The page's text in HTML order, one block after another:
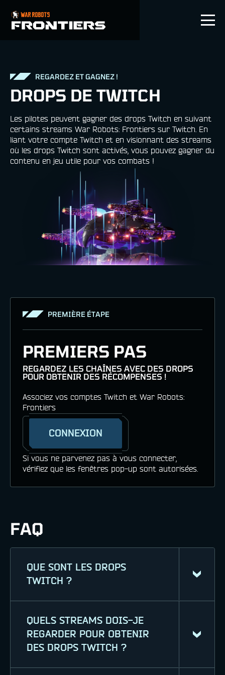
FR
REGARDEZ ET GAGNEZ !
DROPS DE TWITCH
Les pilotes peuvent gagner des drops Twitch en suivant
certains streams War Robots: Frontiers sur Twitch. En
liant votre compte Twitch et en visionnant des streams
où les drops Twitch sont activés, vous pouvez gagner du
contenu en jeu utile pour vos combats !
PREMIÈRE ÉTAPE
PREMIERS PAS
REGARDEZ LES CHAÎNES AVEC DES DROPS
POUR OBTENIR DES RÉCOMPENSES !
Associez vos comptes Twitch et War Robots:
Frontiers
CONNEXION
Si vous ne parvenez pas à vous connecter,
vérifiez que les fenêtres pop-up sont autorisées.
FAQ
QUE SONT LES DROPS
TWITCH ?
Les drops Twitch sont des
récompenses pour les joueurs qui
regardent les streams War Robots:
Frontiers sur Twitch. Suivez les
QUELS STREAMS DOIS-JE
REGARDER POUR OBTENIR
DES DROPS TWITCH ?